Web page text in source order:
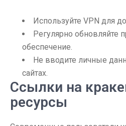
Используйте VPN для
Регулярно обновляйте
обеспечение.
Не вводите личные
сайтах.
Ссылки на
ресурсы